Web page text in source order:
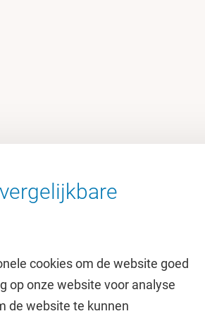
cookies om de website goed
op onze website voor analyse
de website te kunnen